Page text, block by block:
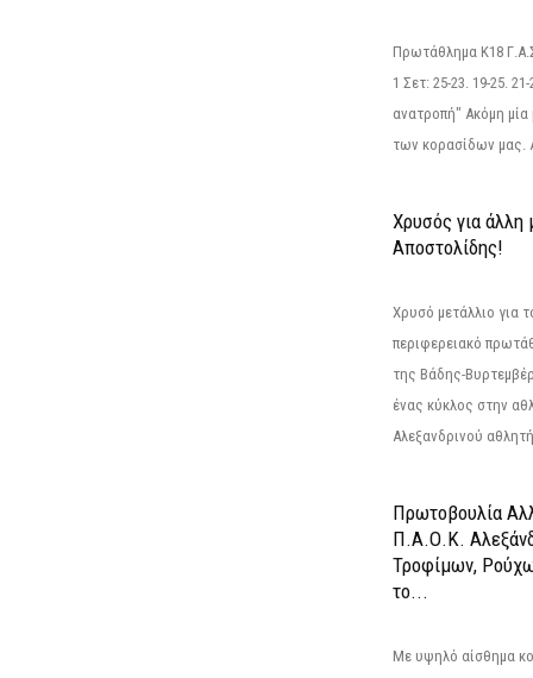
Πρωτάθλημα Κ18
1 Σετ: 25-23. 19-25.
ανατροπή" Ακόμη μία
των κορασίδων μας.
Χρυσός για άλλη
Αποστολίδης!
Χρυσό μετάλλιο για
περιφερειακό
της Βάδης-
ένας κύκλος στην
Αλεξανδρινού
Πρωτοβουλία
Π.Α.Ο.Κ.
Τροφίμων,
το...
Με υψηλό αίσθημα